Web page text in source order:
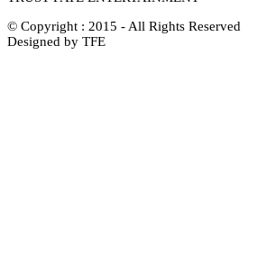
© Copyright : 2015 - All Rights Reserved
Designed by TFE